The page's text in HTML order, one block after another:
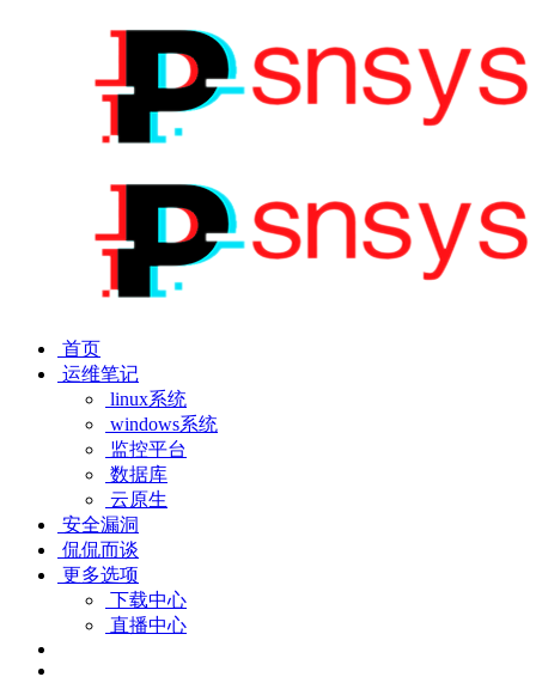
首页
运维笔记
linux系统
windows系统
监控平台
数据库
云原生
安全漏洞
侃侃而谈
更多选项
下载中心
直播中心